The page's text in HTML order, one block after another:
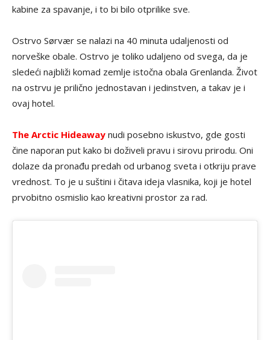
kabine za spavanje, i to bi bilo otprilike sve.
Ostrvo Sørvær se nalazi na 40 minuta udaljenosti od
norveške obale. Ostrvo je toliko udaljeno od svega, da je
sledeći najbliži komad zemlje istočna obala Grenlanda. Život
na ostrvu je prilično jednostavan i jedinstven, a takav je i
ovaj hotel.
The Arctic Hideaway nudi posebno iskustvo, gde gosti
čine naporan put kako bi doživeli pravu i sirovu prirodu. Oni
dolaze da pronađu predah od urbanog sveta i otkriju prave
vrednost. To je u suštini i čitava ideja vlasnika, koji je hotel
prvobitno osmislio kao kreativni prostor za rad.